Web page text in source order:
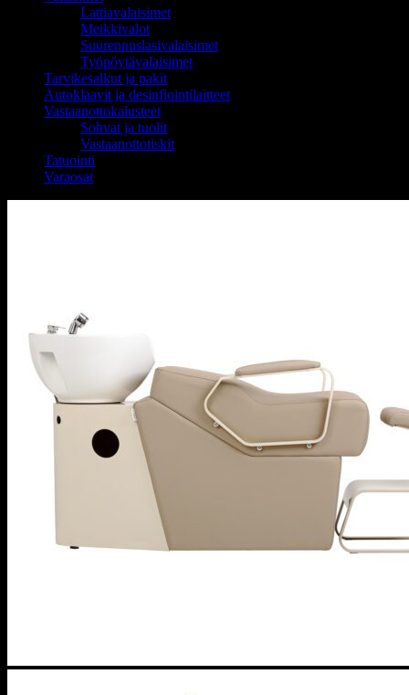
Lattiavalaisimet
Meikkivalot
Suurennuslasivalaisimet
Työpöytävalaisimet
Tarvikesalkut ja pakit
Autoklaavit ja desinfiointilaitteet
Vastaanottokalusteet
Sohvat ja tuolit
Vastaanottotiskit
Tatuointi
Varaosat